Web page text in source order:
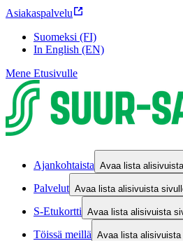
Asiakaspalvelu
Suomeksi (FI)
In English (EN)
Mene Etusivulle
Ajankohtaista Avaa lista
Palvelut Avaa lista alisivuista
S-Etukortti Avaa lista alisivuista
Töissä meillä Avaa lista